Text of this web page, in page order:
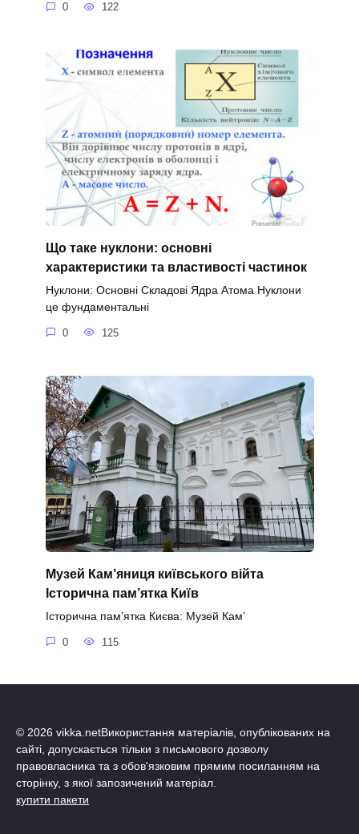
0 122
Що таке нуклони: основні
характеристики та властивості частинок
Нуклони: Основні Складові Ядра Атома Нуклони
це фундаментальні
0 125
Музей Кам’яниця київського війта
Історична пам’ятка Київ
Історична пам’ятка Києва: Музей Кам’
0 115
© 2026 vikka.netВикористання матеріалів, опублікованих на
сайті, допускається тільки з письмового дозволу
правовласника та з обов'язковим прямим посиланням на
сторінку, з якої запозичений матеріал.
купити пакети